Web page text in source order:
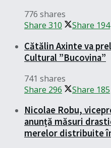
776 shares
Share 310 Share 194
Cătălin Axinte va
Cultural ”Bucovina”
741 shares
Share 296 Share 185
Nicolae Robu,
anunță măsuri
merelor distribuite